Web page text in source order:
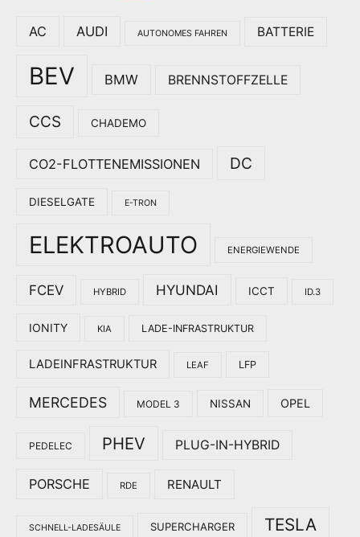
AC AUDI AUTONOMES FAHREN BATTERIE
BEV BMW BRENNSTOFFZELLE
CCS CHADEMO
CO2-FLOTTENEMISSIONEN DC
DIESELGATE E-TRON
ELEKTROAUTO ENERGIEWENDE
FCEV HYBRID HYUNDAI ICCT ID.3
IONITY KIA LADE-INFRASTRUKTUR
LADEINFRASTRUKTUR LEAF LFP
MERCEDES MODEL 3 NISSAN OPEL
PEDELEC PHEV PLUG-IN-HYBRID
PORSCHE RDE RENAULT
SCHNELL-LADESÄULE SUPERCHARGER TESLA